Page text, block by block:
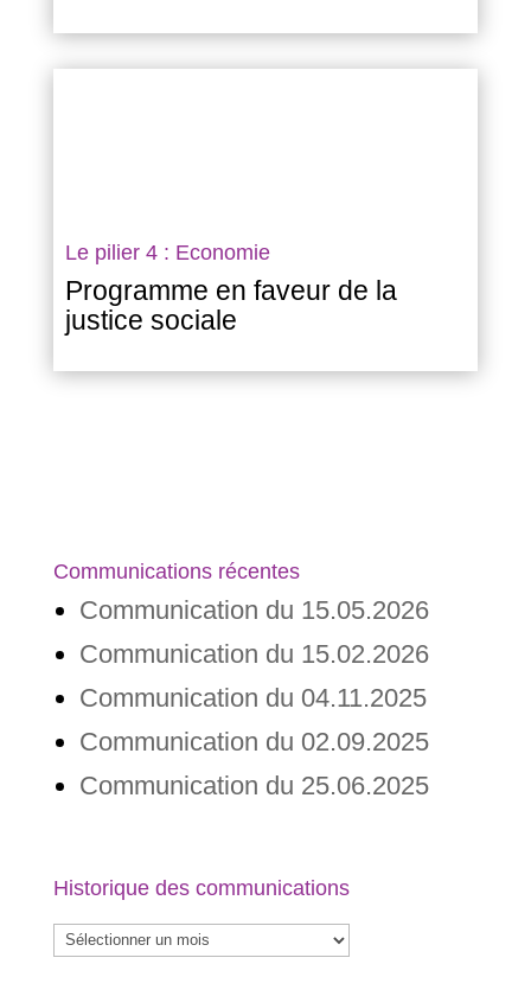
Le pilier 4 : Economie
Programme en faveur de la
justice sociale
Communications récentes
Communication du 15.05.2026
Communication du 15.02.2026
Communication du 04.11.2025
Communication du 02.09.2025
Communication du 25.06.2025
Historique des communications
Historique